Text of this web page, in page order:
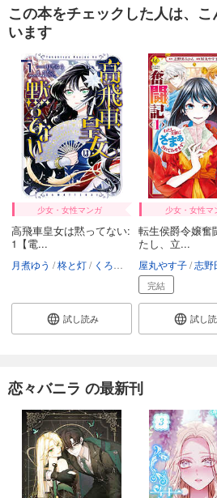
あらすじを表示する
82円 (税込)
あらすじを表示する
融点～とけあい～【タテヨ
82円 (税込)
あらすじを表示する
融点～とけあい～【タテヨ
融点～とけあい～【タテヨ
82円 (税込)
あらすじを表示する
この本をチェックした人は、
います
少女・女性マンガ
高飛車皇女は黙ってない:
1【電...
月煮ゆう 柊と灯 くろでこ
試し読み
少女・女性マ
転生侯爵令嬢
たし、立...
屋丸やす子 志野
完結
試し
恋々バニラ の最新刊